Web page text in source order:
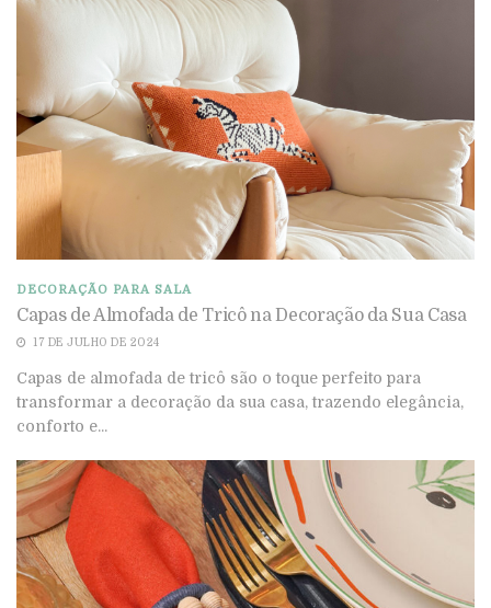
DECORAÇÃO PARA SALA
Capas de Almofada de Tricô na Decoração da Sua Casa
17 DE JULHO DE 2024
Capas de almofada de tricô são o toque perfeito para
transformar a decoração da sua casa, trazendo elegância,
conforto e...